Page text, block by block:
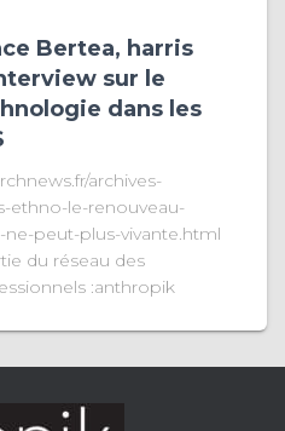
Bertea, harris
sur le
dans les
archives-
ethno-le-renouveau-
peut-plus-vivante.html
du réseau des
:anthropik